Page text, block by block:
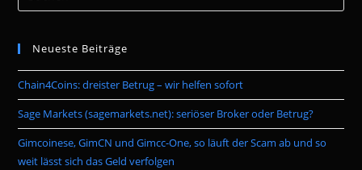
the
Neueste Beiträge
Chain4Coins: dreister Betrug – wir helfen sofort
Sage Markets (sagemarkets.net): seriöser Broker oder Betrug?
Gimcoinese, GimCN und Gimcc-One, so läuft der Scam ab und so
weit lässt sich das Geld verfolgen